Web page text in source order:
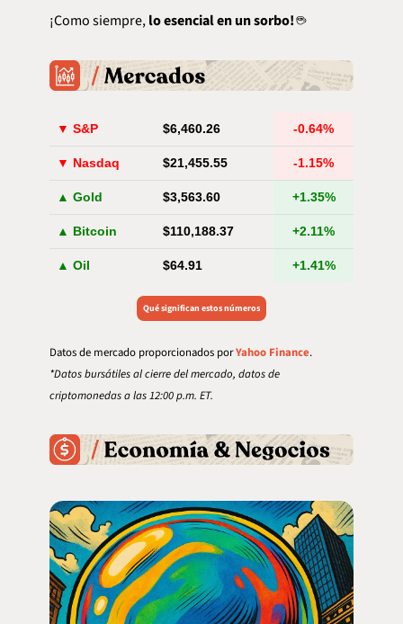
¡Como siempre, lo esencial en un sorbo! ☕️
▼ S&P $6,460.26 -0.64%
▼ Nasdaq $21,455.55 -1.15%
▲ Gold $3,563.60 +1.35%
▲ Bitcoin $110,188.37 +2.11%
▲ Oil $64.91 +1.41%
Qué significan estos números
Datos de mercado proporcionados por Yahoo Finance.
*Datos bursátiles al cierre del mercado, datos de
criptomonedas a las 12:00 p.m. ET.